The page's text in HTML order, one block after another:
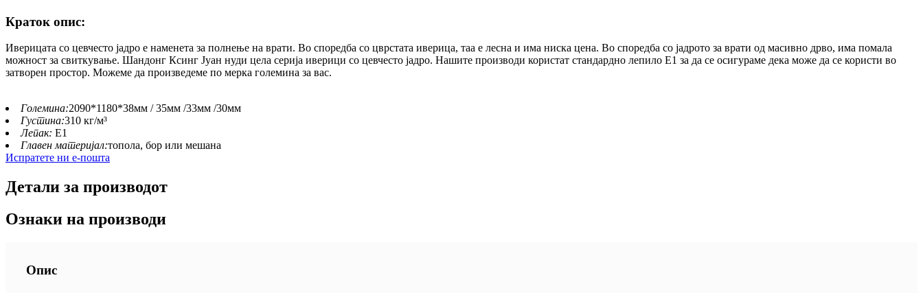
Краток опис:
Иверицата со цевчесто јадро е наменета за полнење на врати. Во споредба со цврстата иверица, таа е лесна и има ниска цена. Во споредба со јадрото за врати од масивно дрво, има помала
можност за свиткување. Шандонг Ксинг Јуан нуди цела серија иверици со цевчесто јадро. Нашите производи користат стандардно лепило E1 за да се осигураме дека може да се користи во
затворен простор. Можеме да произведеме по мерка големина за вас.
Големина:2090*1180*38мм / 35мм /33мм /30мм
Густина:310 кг/м³
Лепак: E1
Главен материјал:топола, бор или мешана
Испратете ни е-пошта
Детали за производот
Ознаки на производи
Опис